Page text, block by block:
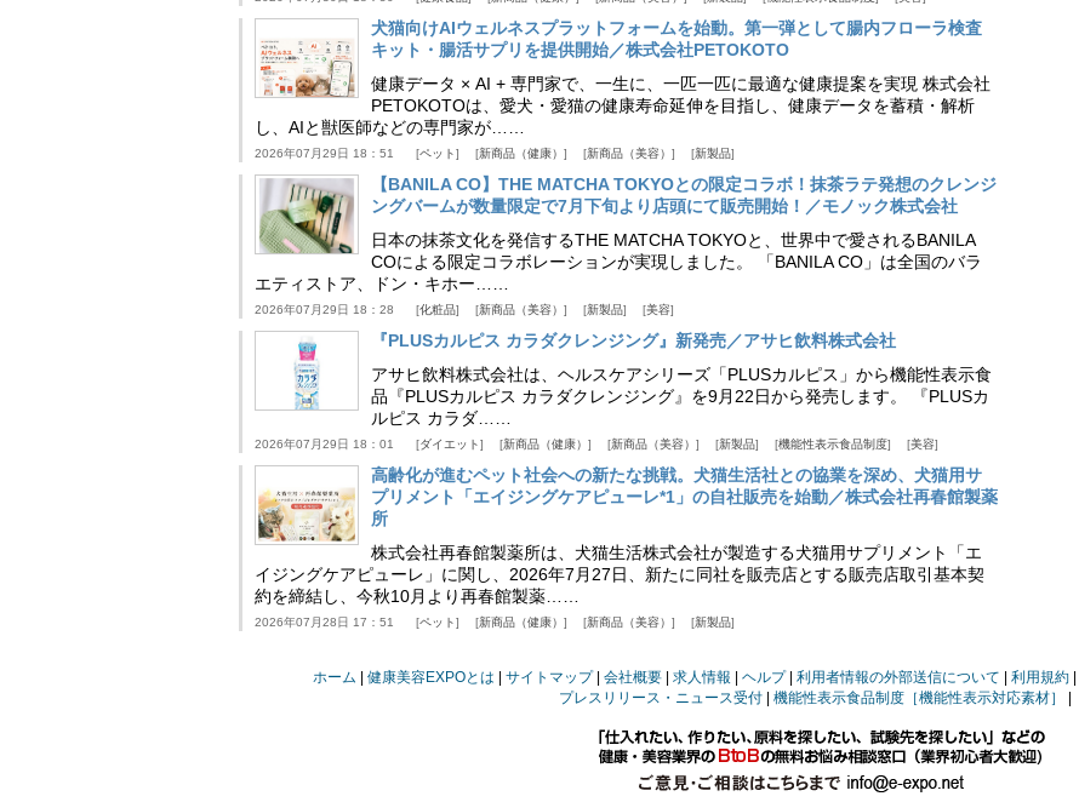
犬猫向けAIウェルネスプラットフォームを始動。第一弾として腸内フローラ検査
キット・腸活サプリを提供開始／株式会社PETOKOTO
健康データ × AI + 専門家で、一生に、一匹一匹に最適な健康提案を実現 株式会社
PETOKOTOは、愛犬・愛猫の健康寿命延伸を目指し、健康データを蓄積・解析
し、AIと獣医師などの専門家が……
2026年07月29日 18：51 ペット 新商品（健康） 新商品（美容） 新製品
【BANILA CO】THE MATCHA TOKYOとの限定コラボ！抹茶ラテ発想のクレンジ
ングバームが数量限定で7月下旬より店頭にて販売開始！／モノック株式会社
日本の抹茶文化を発信するTHE MATCHA TOKYOと、世界中で愛されるBANILA
COによる限定コラボレーションが実現しました。 「BANILA CO」は全国のバラ
エティストア、ドン・キホー……
2026年07月29日 18：28 化粧品 新商品（美容） 新製品 美容
『PLUSカルピス カラダクレンジング』新発売／アサヒ飲料株式会社
アサヒ飲料株式会社は、ヘルスケアシリーズ「PLUSカルピス」から機能性表示食
品『PLUSカルピス カラダクレンジング』を9月22日から発売します。 『PLUSカ
ルピス カラダ……
2026年07月29日 18：01 ダイエット 新商品（健康） 新商品（美容） 新製品 機能性表示食品制度 美容
高齢化が進むペット社会への新たな挑戦。犬猫生活社との協業を深め、犬猫用サ
プリメント「エイジングケアピューレ*1」の自社販売を始動／株式会社再春館製薬
所
株式会社再春館製薬所は、犬猫生活株式会社が製造する犬猫用サプリメント「エ
イジングケアピューレ」に関し、2026年7月27日、新たに同社を販売店とする販売店取引基本契
約を締結し、今秋10月より再春館製薬……
2026年07月28日 17：51 ペット 新商品（健康） 新商品（美容） 新製品
ホーム 健康美容EXPOとは サイトマップ 会社概要 求人情報 ヘルプ 利用者情報の外部送信について 利用規約
プレスリリース・ニュース受付
機能性表示食品制度［機能性表示対応素材］